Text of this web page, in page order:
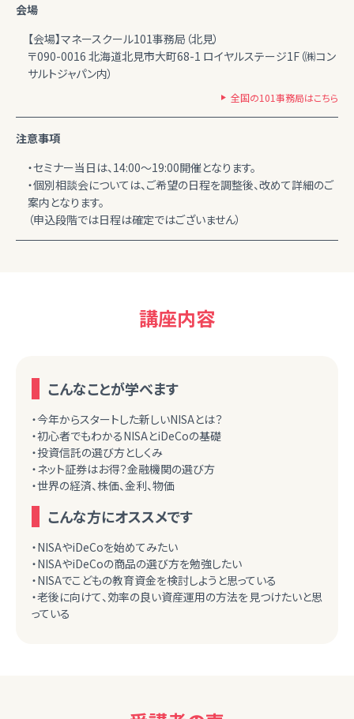
会場
【会場】マネースクール101事務局（北見）
〒090-0016 北海道北見市大町68-1 ロイヤルステージ1F（㈱コン
サルトジャパン内）
全国の101事務局はこちら
注意事項
・セミナー当日は、14:00～19:00開催となります。
・個別相談会については、ご希望の日程を調整後、改めて詳細のご
案内となります。
（申込段階では日程は確定ではございません）
講座内容
こんなことが学べます
・今年からスタートした新しいNISAとは？
・初心者でもわかるNISAとiDeCoの基礎
・投資信託の選び方としくみ
・ネット証券はお得？金融機関の選び方
・世界の経済、株価、金利、物価
こんな方にオススメです
・NISAやiDeCoを始めてみたい
・NISAやiDeCoの商品の選び方を勉強したい
・NISAでこどもの教育資金を検討しようと思っている
・老後に向けて、効率の良い資産運用の方法を見つけたいと思
っている